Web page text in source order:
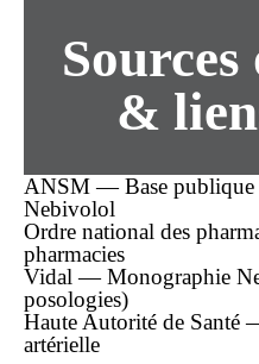
&
ANSM — Base publique
Nebivolol
Ordre national des
pharmacies
Vidal — Monographie
posologies)
Haute Autorité de Santé
artérielle